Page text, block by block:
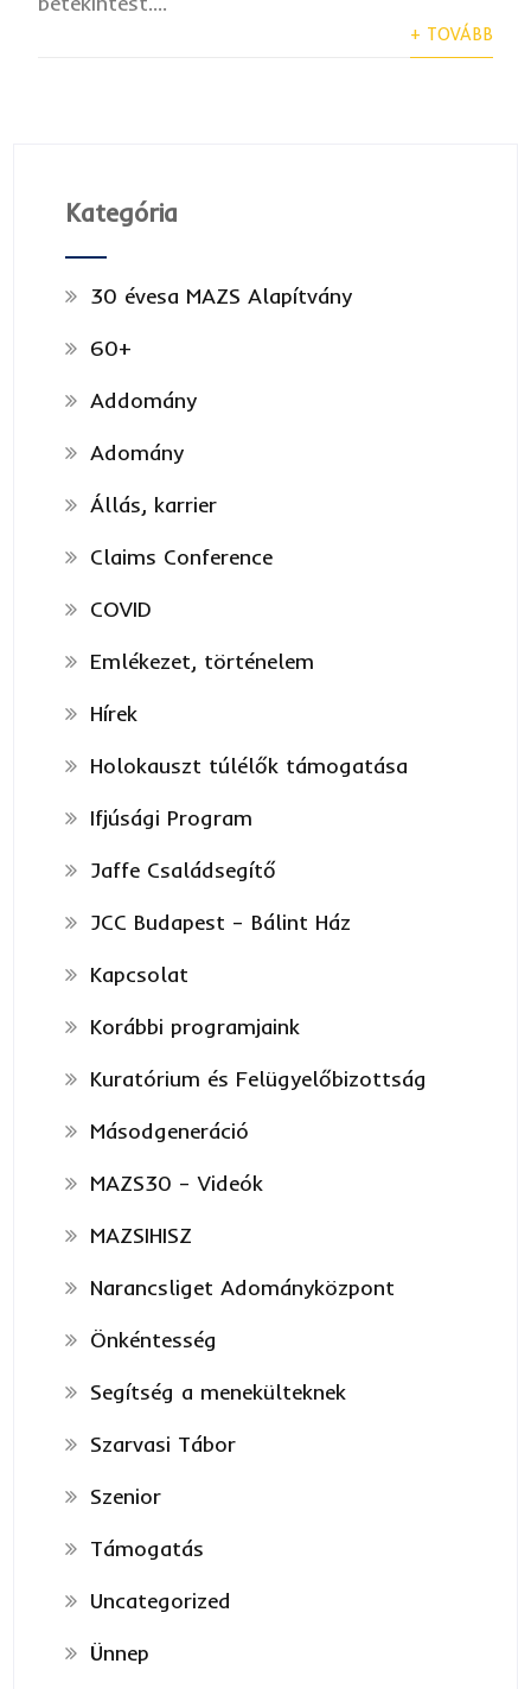
+ TOVÁBB
Kategória
30 évesa MAZS Alapítvány
60+
Addomány
Adomány
Állás, karrier
Claims Conference
COVID
Emlékezet, történelem
Hírek
Holokauszt túlélők támogatása
Ifjúsági Program
Jaffe Családsegítő
JCC Budapest – Bálint Ház
Kapcsolat
Korábbi programjaink
Kuratórium és Felügyelőbizottság
Másodgeneráció
MAZS30 – Videók
MAZSIHISZ
Narancsliget Adományközpont
Önkéntesség
Segítség a menekülteknek
Szarvasi Tábor
Szenior
Támogatás
Uncategorized
Ünnep